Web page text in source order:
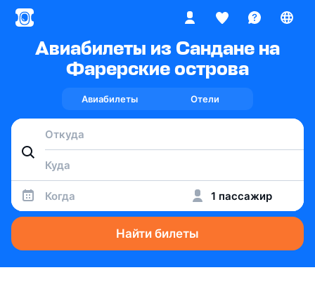
Авиабилеты из Сандане на
Фарерские острова
Авиабилеты Отели
Когда 1 пассажир
Найти билеты